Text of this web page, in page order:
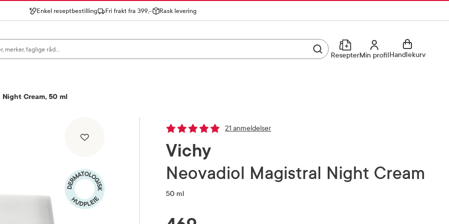
Enkel reseptbestilling Fri frakt fra 399,- Rask levering
Utfør søkResepterMin profilMin profilHandlekurv
Cream, 50 ml
21 anmeldelser
Vichy
Neovadiol Magistral Night Cream
50 ml
RABATTPROSENT